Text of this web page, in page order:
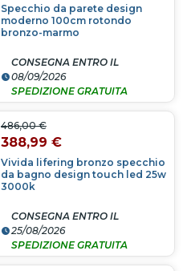
Specchio da parete design
moderno 100cm rotondo
bronzo-marmo
CONSEGNA ENTRO IL
08/09/2026
SPEDIZIONE GRATUITA
Vivida lifering bronzo specchio
da bagno design touch led 25w
3000k
486,00 €
388,99 €
CONSEGNA ENTRO IL
25/08/2026
SPEDIZIONE GRATUITA